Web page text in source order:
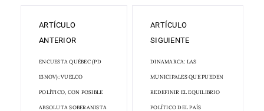
ARTÍCULO
ANTERIOR
ENCUESTA QUÉBEC (PD
13NOV): VUELCO
POLÍTICO, CON POSIBLE
ABSOLUTA SOBERANISTA
ARTÍCULO
SIGUIENTE
DINAMARCA: LAS
MUNICIPALES QUE PUEDEN
REDEFINIR EL EQUILIBRIO
POLÍTICO DEL PAÍS